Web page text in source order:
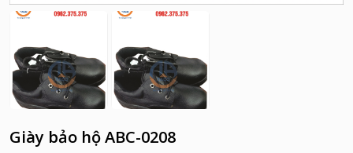
Giày bảo hộ ABC-0208